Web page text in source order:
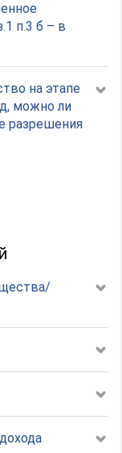
п.3 б – в
на этапе
можно ли
разрешения